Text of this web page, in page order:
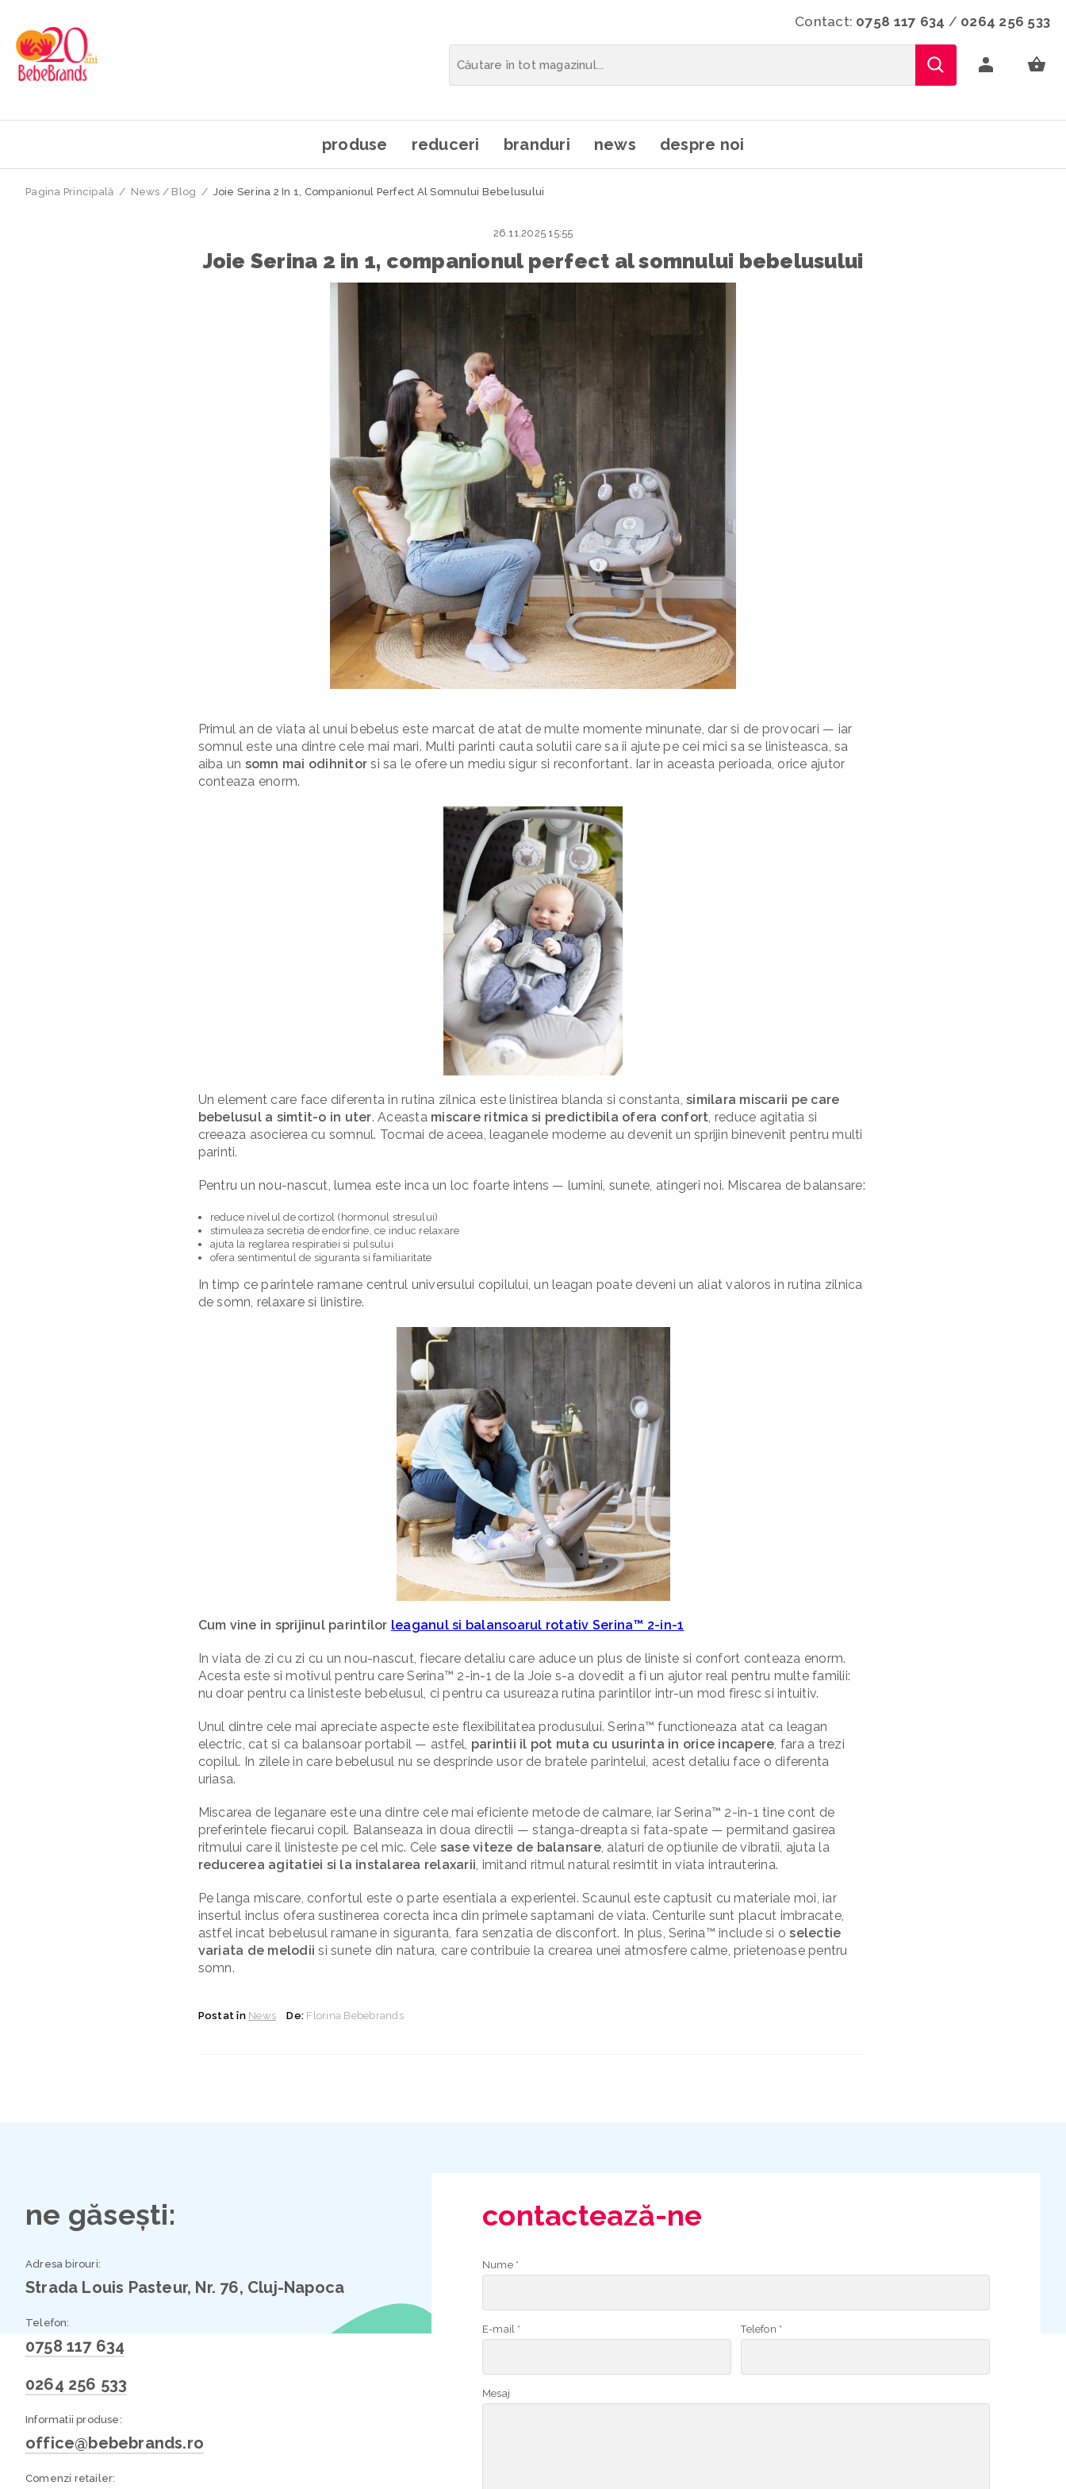
Contact: 0758 117 634 / 0264 256 533
produse reduceri branduri news despre noi
Pagina Principală / News / Blog / Joie Serina 2 In 1, Companionul Perfect Al Somnului Bebelusului
Joie Serina 2 in 1, companionul perfect al somnului bebelusului
26.11.2025 15:55
Primul an de viata al unui bebelus este marcat de atat de multe momente minunate, dar si de provocari — iar
somnul este una dintre cele mai mari. Multi parinti cauta solutii care sa ii ajute pe cei mici sa se linisteasca, sa
aiba un somn mai odihnitor si sa le ofere un mediu sigur si reconfortant. Iar in aceasta perioada, orice ajutor
conteaza enorm.
Un element care face diferenta in rutina zilnica este linistirea blanda si constanta,similara miscarii pe care
bebelusul a simtit-o in uter. Aceasta miscare ritmica si predictibila ofera confort, reduce agitatia si
creeaza asocierea cu somnul. Tocmai de aceea, leaganele moderne au devenit un sprijin binevenit pentru multi
parinti.
Pentru un nou-nascut, lumea este inca un loc foarte intens — lumini, sunete, atingeri noi. Miscarea de balansare:
reduce nivelul de cortizol (hormonul stresului)
stimuleaza secretia de endorfine, ce induc relaxare
ajuta la reglarea respiratiei si pulsului
ofera sentimentul de siguranta si familiaritate
In timp ce parintele ramane centrul universului copilului, un leagan poate deveni un aliat valoros in rutina zilnica
de somn, relaxare si linistire.
Cum vine in sprijinul parintilor leaganul si balansoarul rotativ Serina™ 2-in-1
In viata de zi cu zi cu un nou-nascut, fiecare detaliu care aduce un plus de liniste si confort conteaza enorm.
Acesta este si motivul pentru care Serina™ 2-in-1 de la Joie s-a dovedit a fi un ajutor real pentru multe familii:
nu doar pentru ca linisteste bebelusul, ci pentru ca usureaza rutina parintilor intr-un mod firesc si intuitiv.
Unul dintre cele mai apreciate aspecte este flexibilitatea produsului. Serina™ functioneaza atat ca leagan
electric, cat si ca balansoar portabil — astfel, parintii il pot muta cu usurinta in orice incapere, fara a trezi
copilul. In zilele in care bebelusul nu se desprinde usor de bratele parintelui, acest detaliu face o diferenta
uriasa.
Miscarea de leganare este una dintre cele mai eficiente metode de calmare, iar Serina™ 2-in-1 tine cont de
preferintele fiecarui copil. Balanseaza in doua directii — stanga-dreapta si fata-spate — permitand gasirea
ritmului care il linisteste pe cel mic. Cele sase viteze de balansare, alaturi de optiunile de vibratii, ajuta la
reducerea agitatiei si la instalarea relaxarii, imitand ritmul natural resimtit in viata intrauterina.
Pe langa miscare, confortul este o parte esentiala a experientei. Scaunul este captusit cu materiale moi, iar
insertul inclus ofera sustinerea corecta inca din primele saptamani de viata. Centurile sunt placut imbracate,
astfel incat bebelusul ramane in siguranta, fara senzatia de disconfort. In plus, Serina™ include si oselectie
variata de melodii si sunete din natura, care contribuie la crearea unei atmosfere calme, prietenoase pentru
somn.
Postat în News De: Florina Bebebrands
ne găsești:
Adresa birouri:
Strada Louis Pasteur, Nr. 76, Cluj-Napoca
Telefon:
0758 117 634
0264 256 533
Informatii produse:
office@bebebrands.ro
Comenzi retailer:
contactează-ne
Nume *
E-mail * Telefon *
Mesaj